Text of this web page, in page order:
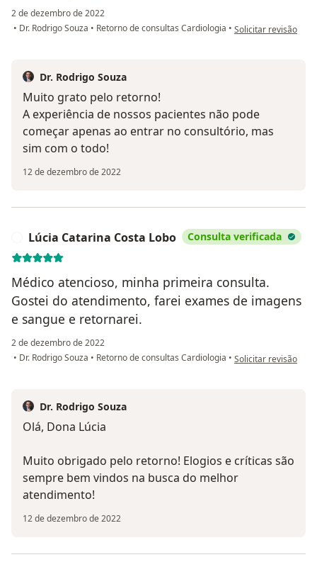
2 de dezembro de 2022
• Dr. Rodrigo Souza • Retorno de consultas Cardiologia • na opinião do
Solicitar revisão
Dr. Rodrigo Souza
Muito grato pelo retorno!
A experiência de nossos pacientes não pode
começar apenas ao entrar no consultório, mas
sim com o todo!
12 de dezembro de 2022
Lúcia Catarina Costa Lobo Consulta verificada
Médico atencioso, minha primeira consulta.
Gostei do atendimento, farei exames de imagens
e sangue e retornarei.
2 de dezembro de 2022
• Dr. Rodrigo Souza • Retorno de consultas Cardiologia • na opinião do
Solicitar revisão
Dr. Rodrigo Souza
Olá, Dona Lúcia
Muito obrigado pelo retorno! Elogios e críticas são
sempre bem vindos na busca do melhor
atendimento!
12 de dezembro de 2022